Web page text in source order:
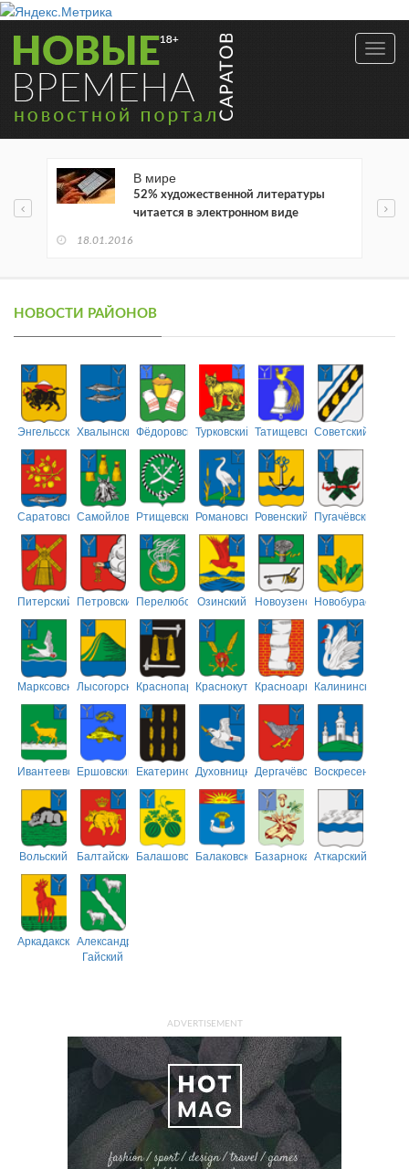
В мире
52% художественной литературы
читается в электронном виде
18.01.2016
НОВОСТИ РАЙОНОВ
ЭнгельсскийХвалынскийФёдоровскийТурковский ТатищевскийСоветский
СаратовскийСамойловскийРтищевскийРомановскийРовенский Пугачёвский
Питерский ПетровскийПерелюбскийОзинский НовоузенскийНовобурасский
МарксовскийЛысогорскийКраснопартизанский
КраснокутскийКрасноармейский
Калининский
ИвантеевскийЕршовский ЕкатериновскийДуховницкийДергачёвскийВоскресенский
Вольский БалтайскийБалашовскийБалаковскийБазарнокарабулакский
Аткарский
АркадакскийАлександрово-
Гайский
ADVERTISEMENT